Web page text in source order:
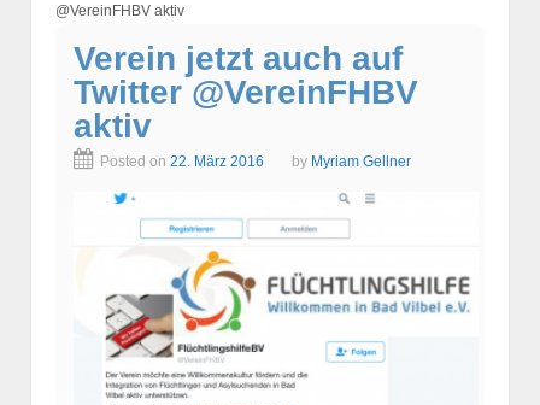
@VereinFHBV aktiv
Verein jetzt auch auf
Twitter @VereinFHBV
aktiv
Posted on 22. März 2016 by Myriam Gellner